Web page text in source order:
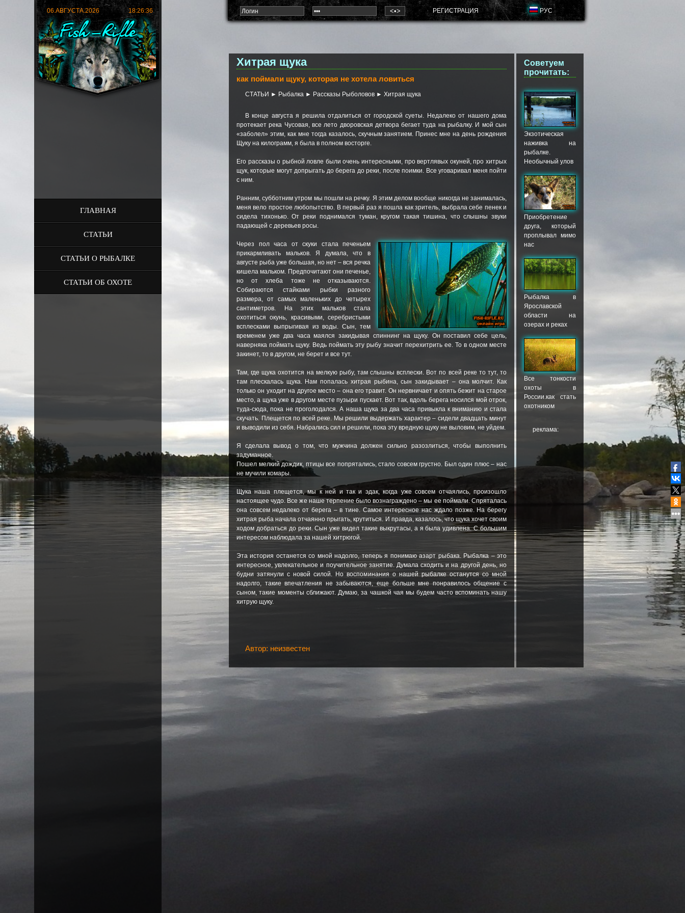
Хитрая щука
как поймали щуку, которая не хотела ловиться
СТАТЬИ ► Рыбалка ► Рассказы Рыболовов ► Хитрая щука
В конце августа я решила отдалиться от городской суеты. Недалеко от нашего дома
протекает река Чусовая, все лето дворовская детвора бегает туда на рыбалку. И мой сын
«заболел» этим, как мне тогда казалось, скучным занятием. Принес мне на день рождения
Щуку на килограмм, я была в полном восторге.
Его рассказы о рыбной ловле были очень интересными, про вертлявых окуней, про хитрых
щук, которые могут допрыгать до берега до реки, после поимки. Все уговаривал меня пойти
с ним.
Ранним, субботним утром мы пошли на речку. Я этим делом вообще никогда не занималась,
меня вело простое любопытство. В первый раз я пошла как зритель, выбрала себе пенек и
сидела тихонько. От реки поднимался туман, кругом такая тишина, что слышны звуки
падающей с деревьев росы.
Через пол часа от скуки стала печеньем
прикармливать мальков. Я думала, что в
августе рыба уже большая, но нет – вся речка
кишела мальком. Предпочитают они печенье,
но от хлеба тоже не отказываются.
Собираются стайками рыбки разного
размера, от самых маленьких до четырех
сантиметров. На этих мальков стала
охотиться окунь, красивыми, серебристыми
всплесками выпрыгивая из воды. Сын, тем
временем уже два часа маялся закидывая спиннинг на щуку. Он поставил себе цель,
наверняка поймать щуку. Ведь поймать эту рыбу значит перехитрить ее. То в одном месте
закинет, то в другом, не берет и все тут.
Там, где щука охотится на мелкую рыбу, там слышны всплески. Вот по всей реке то тут, то
там плескалась щука. Нам попалась хитрая рыбина, сын закидывает – она молчит. Как
только он уходит на другое место – она его травит. Он нервничает и опять бежит на старое
место, а щука уже в другом месте пузыри пускает. Вот так, вдоль берега носился мой отрок,
туда-сюда, пока не проголодался. А наша щука за два часа привыкла к вниманию и стала
скучать. Плещется по всей реке. Мы решили выдержать характер – сидели двадцать минут
и выводили из себя. Набрались сил и решили, пока эту вредную щуку не выловим, не уйдем.
Я сделала вывод о том, что мужчина должен сильно разозлиться, чтобы выполнить
задуманное.
Пошел мелкий дождик, птицы все попрятались, стало совсем грустно. Был один плюс – нас
не мучили комары.
Щука наша плещется, мы к ней и так и эдак, когда уже совсем отчаялись, произошло
настоящее чудо. Все же наше терпение было вознаграждено – мы ее поймали. Спряталась
она совсем недалеко от берега – в тине. Самое интересное нас ждало позже. На берегу
хитрая рыба начала отчаянно прыгать, крутиться. И правда, казалось, что щука хочет своим
ходом добраться до реки. Сын уже видел такие выкрутасы, а я была удивлена. С большим
интересом наблюдала за нашей хитрюгой.
Эта история останется со мной надолго, теперь я понимаю азарт рыбака. Рыбалка – это
интересное, увлекательное и поучительное занятие. Думала сходить и на другой день, но
будни затянули с новой силой. Но воспоминания о нашей рыбалке останутся со мной
надолго, такие впечатления не забываются, еще больше мне понравилось общение с
сыном, такие моменты сближают. Думаю, за чашкой чая мы будем часто вспоминать нашу
хитрую щуку.
Автор: неизвестен
Советуем
прочитать:
Экзотическая
наживка на
рыбалке.
Необычный улов
Приобретение
друга, который
проплывал мимо
нас
Рыбалка в
Ярославской
области на
озерах и реках
Все тонкости
охоты в
России.как стать
охотником
реклама:
06.АВГУСТА.2026 18:26:37
ГЛАВНАЯ
СТАТЬИ
СТАТЬИ О РЫБАЛКЕ
СТАТЬИ ОБ ОХОТЕ
РЕГИСТРАЦИЯ РУС